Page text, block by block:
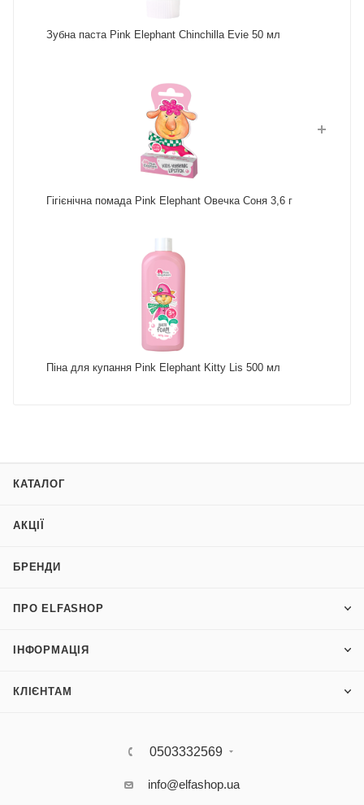
Зубна паста Pink Elephant Chinchilla Evie 50 мл
Гігієнічна помада Pink Elephant Овечка Соня 3,6 г
Піна для купання Pink Elephant Kitty Lis 500 мл
КАТАЛОГ
АКЦІЇ
БРЕНДИ
ПРО ELFASHOP
ІНФОРМАЦІЯ
КЛІЄНТАМ
0503332569
info@elfashop.ua